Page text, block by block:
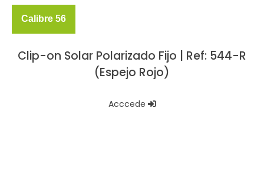
Calibre 56
Clip-on Solar Polarizado Fijo | Ref: 544-R
(Espejo Rojo)
Acccede